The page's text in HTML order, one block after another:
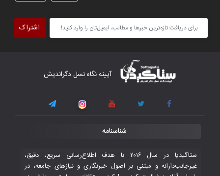
پیروزی قاطع در برابر تاجیکستان محکم
برداشت
کار دشوار تیم ملی فوتسال افغانستان در
گروه مرگ بازی‌های همبستگی کشورهای
اسلامی
تاریخی ایران
اشتراک
آیینه نگاه نسل دگراندیش
شناسنامه
ستاگیدیا در سال ۲۰۱۶ با هدف اطلاع‌رسانی سریع، دقیق،
غیرجانب‌دارانه و مبتنی بر اصول خبرنگاری و نیازهای جامعه، در